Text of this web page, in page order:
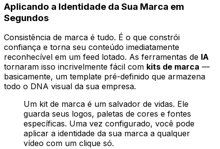
Aplicando a Identidade da Sua Marca em
Segundos
Consistência de marca é tudo. É o que constrói
confiança e torna seu conteúdo imediatamente
reconhecível em um feed lotado. As ferramentas de IA
tornaram isso incrivelmente fácil com kits de marca —
basicamente, um template pré-definido que armazena
todo o DNA visual da sua empresa.
Um kit de marca é um salvador de vidas. Ele
guarda seus logos, paletas de cores e fontes
específicas. Uma vez configurado, você pode
aplicar a identidade da sua marca a qualquer
vídeo com um clique só.